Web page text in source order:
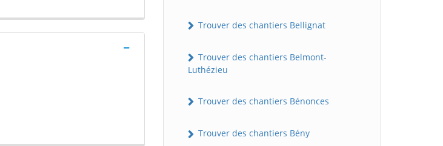
Trouver des chantiers Bellignat
Trouver des chantiers Belmont-
Luthézieu
Trouver des chantiers Bénonces
Trouver des chantiers Bény